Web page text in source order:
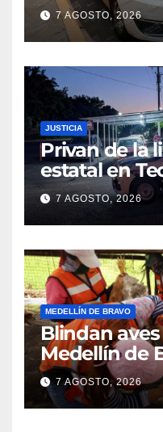
7 AGOSTO, 2026
JUSTICIA
Privan de la
estatal en
despliegan
localizarlo
7 AGOSTO, 2026
MEDELLÍN DE BRAVO
Blindan
Medellín de
vacunación
Newcastle
7 AGOSTO, 2026